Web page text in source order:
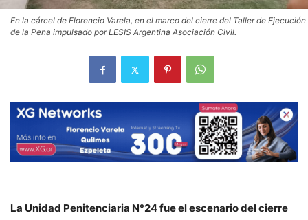
En la cárcel de Florencio Varela, en el marco del cierre del Taller de Ejecución
de la Pena impulsado por LESIS Argentina Asociación Civil.
La Unidad Penitenciaria N°24 fue el escenario del cierre